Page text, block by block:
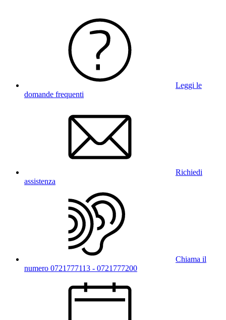
Leggi le
domande frequenti
Richiedi
assistenza
Chiama il
numero 0721777113 - 0721777200